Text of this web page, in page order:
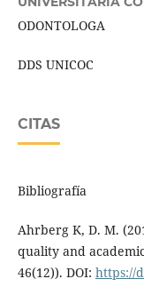
ODONTOLOGA
DDS UNICOC
CITAS
Bibliografía
Ahrberg K, D. M.
quality and
46(12)). DOI: https://